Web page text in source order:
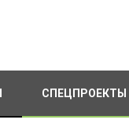
СПЕЦПРОЕКТЫ